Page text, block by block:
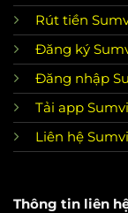
Rút tiền
Đăng ký
Đăng nhập
Tải app
Liên hệ
Thông tin liên